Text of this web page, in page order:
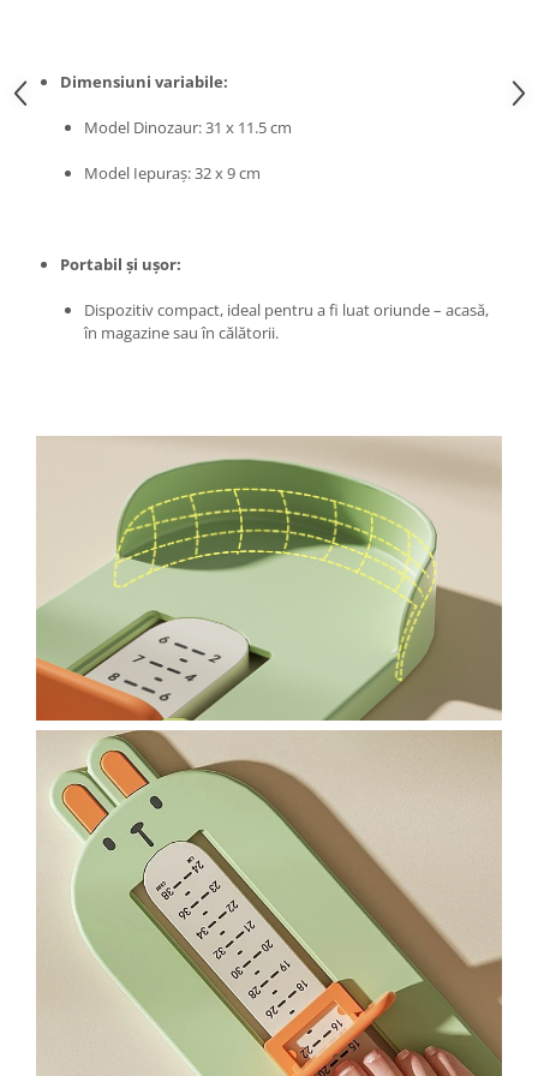
Cantarire
Cantare comerciale
Aparate de spalat cu presiune si
presiune
Instalatii sanitare
Baterii electrice
Baterii lavoar
Chiuvete bucatarie compozit
Chiuvete inox
Coloane de dus
Scari
Tapet 3D Autoadeziv
Climatizare si echipamente de
incalzire
Aere conditionate
Echipamente pt incalzire
Panouri solare
Paturi electrice cu incalzire
Sobe pe lemne
Umidificatoare
Kituri de siguranta si supravietuire
Kit-uri siguranta auto
Dimensiuni variabile:
Model Dinozaur: 31 x 11.5 cm
Model Iepuraș: 32 x 9 cm
Portabil și ușor:
Dispozitiv compact, ideal pentru a fi luat oriunde – acasă,
în magazine sau în călătorii.